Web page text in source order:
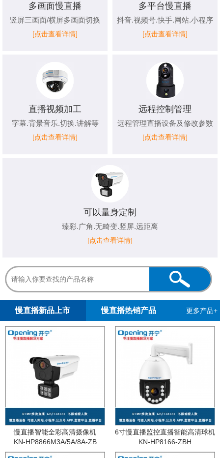
多画面慢直播
竖屏三画面/横屏多画面切换
[点击查看详情]
多平台慢直播
抖音.视频号.快手.网站.小程序
[点击查看详情]
直播视频加工
字幕.背景音乐.切换.讲解等
[点击查看详情]
远程控制管理
远程管理直播设备及修改参数
[点击查看详情]
可以量身定制
臻彩.广角.无畸变.竖屏.远距离
[点击查看详情]
慢直播新品上市 慢直播热销产品 更多产品+
慢直播智能全彩高清摄像机
KN-HP8866M3A/5A/8A-ZB
6寸慢直播监控直播智能高清球机
KN-HP8166-ZBH